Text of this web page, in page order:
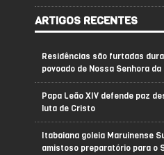
ARTIGOS RECENTES
Residências são furtadas
povoado de Nossa Senhora da
Papa Leão XIV defende paz
luta de Cristo
Itabaiana goleia Maruinense
amistoso preparatório para o